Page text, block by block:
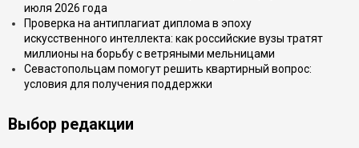
июля 2026 года
Проверка на антиплагиат диплома в эпоху
искусственного интеллекта: как российские вузы тратят
миллионы на борьбу с ветряными мельницами
Севастопольцам помогут решить квартирный вопрос:
условия для получения поддержки
Выбор редакции